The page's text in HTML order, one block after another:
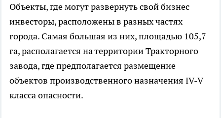
Объекты, где могут развернуть свой бизнес
инвесторы, расположены в разных частях
города. Самая большая из них, площадью 105,7
га, располагается на территории Тракторного
завода, где предполагается размещение
объектов производственного назначения IV-V
класса опасности.